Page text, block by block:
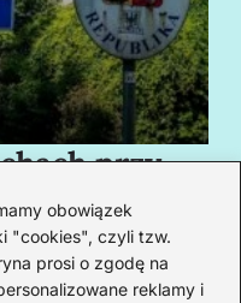
obowiązek
"cookies", czyli tzw.
prosi o zgodę na
reklamy i
przy